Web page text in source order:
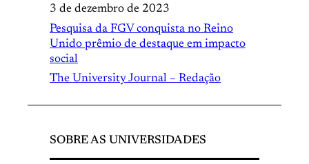
3 de dezembro de 2023
Pesquisa da FGV conquista no Reino
Unido prêmio de destaque em impacto
social
The University Journal – Redação
SOBRE AS UNIVERSIDADES